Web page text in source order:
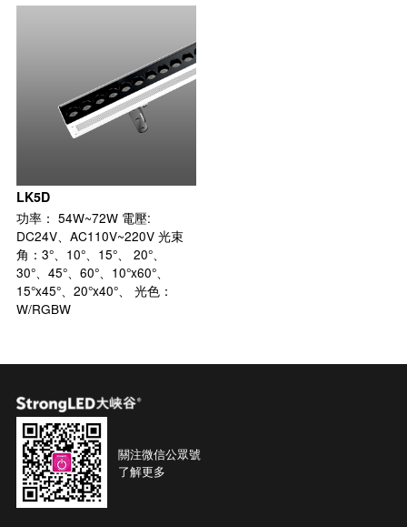
LK5D
功率： 54W~72W 電壓:
DC24V、AC110V~220V 光束
角：3°、10°、15°、 20°、
30°、45°、60°、10°x60°、
15°x45°、20°x40°、 光色：
W/RGBW
關注微信公眾號
了解更多